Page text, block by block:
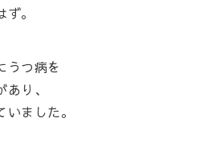
。
うつ病を
り、
ました。